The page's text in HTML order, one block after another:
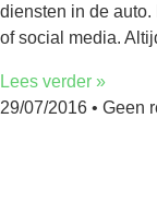
diensten in de
of social media.
Lees verder »
29/07/2016
Geen